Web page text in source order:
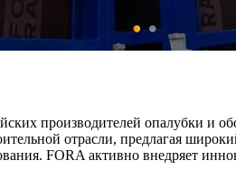
производителей опалубки и
отрасли, предлагая
FORA активно внедряет